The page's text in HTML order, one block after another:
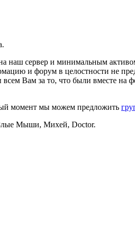
наш сервер и минимальным
и форум в целостности не
Вам за то, что были вместе на
момент мы можем предложить
Мыши, Михей, Doctor.